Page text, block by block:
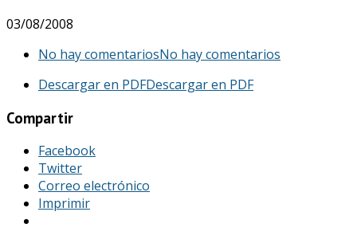
03/08/2008
No hay comentariosNo hay comentarios
Descargar en PDFDescargar en PDF
Compartir
Facebook
Twitter
Correo electrónico
Imprimir